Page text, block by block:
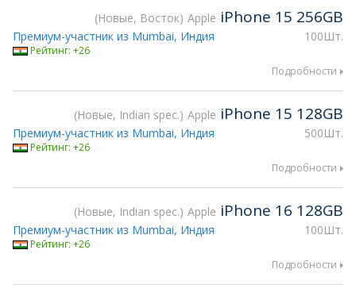
Новые, Восток Apple iPhone 15 256GB
100Шт.
Премиум-участник из Mumbai, Индия
Рейтинг: +26
Подробности
Новые, Indian spec. Apple iPhone 15 128GB
500Шт.
Премиум-участник из Mumbai, Индия
Рейтинг: +26
Подробности
Новые, Indian spec. Apple iPhone 16 128GB
100Шт.
Премиум-участник из Mumbai, Индия
Рейтинг: +26
Подробности